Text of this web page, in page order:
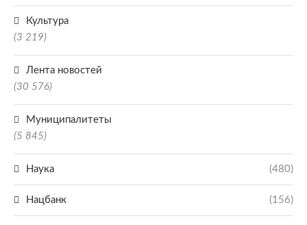
Культура
(3 219)
Лента новостей
(30 576)
Муниципалитеты
(5 845)
Наука (480)
Нацбанк (156)